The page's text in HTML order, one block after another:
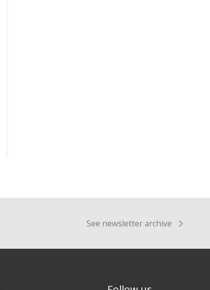
See newsletter archive